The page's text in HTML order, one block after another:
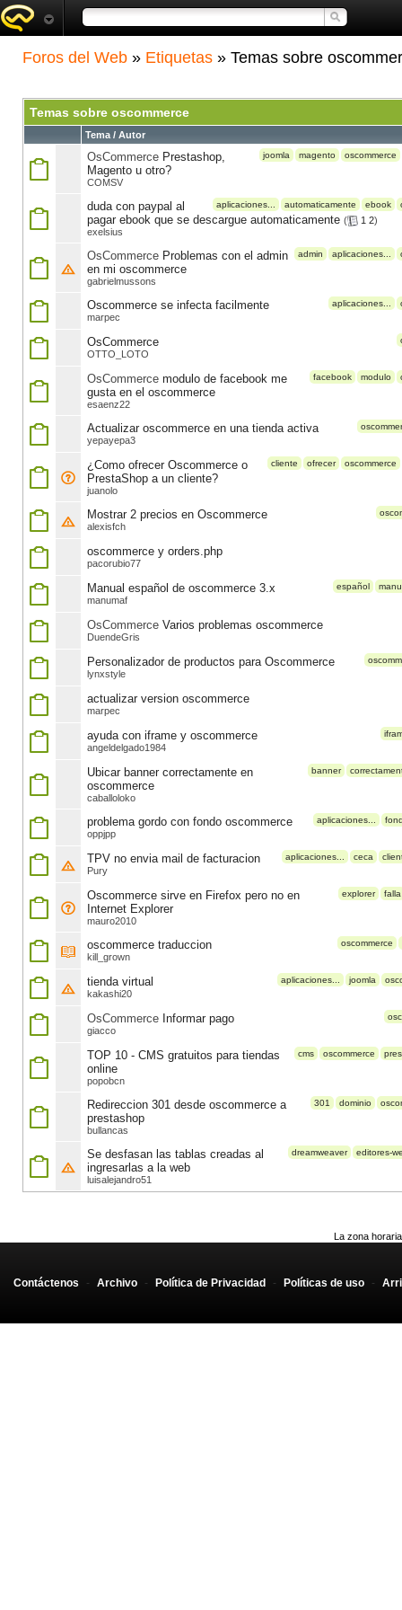
Foros del Web » Etiquetas » Temas sobre
Temas sobre oscommerce
Tema / Autor
joomla magento oscommerce
OsCommerce Prestashop,
Magento u otro?
COMSV
aplicaciones... automaticamente ebook
duda con paypal al
pagar ebook que se descargue automaticamente ( 1 2)
exelsius
admin aplicaciones...
OsCommerce Problemas con el admin
en mi oscommerce
gabrielmussons
aplicaciones...
Oscommerce se infecta facilmente
marpec
OsCommerce
OTTO_LOTO
facebook modulo
OsCommerce modulo de facebook me
gusta en el oscommerce
esaenz22
Actualizar oscommerce en una tienda activa
yepayepa3
cliente ofrecer oscommerce
¿Como ofrecer Oscommerce o
PrestaShop a un cliente?
juanolo
Mostrar 2 precios en Oscommerce
alexisfch
oscommerce y orders.php
pacorubio77
español
Manual español de oscommerce 3.x
manumaf
OsCommerce Varios problemas oscommerce
DuendeGris
Personalizador de productos para Oscommerce
lynxstyle
actualizar version oscommerce
marpec
ayuda con iframe y oscommerce
angeldelgado1984
banner
Ubicar banner correctamente en
oscommerce
caballoloko
aplicaciones...
problema gordo con fondo oscommerce
oppjpp
aplicaciones... ceca
TPV no envia mail de facturacion
Pury
explorer falla
Oscommerce sirve en Firefox pero no en
Internet Explorer
mauro2010
oscommerce
oscommerce traduccion
kill_grown
aplicaciones... joomla
tienda virtual
kakashi20
OsCommerce Informar pago
giacco
cms oscommerce
TOP 10 - CMS gratuitos para tiendas
online
popobcn
301 dominio
Redireccion 301 desde oscommerce a
prestashop
bullancas
dreamweaver editores-
Se desfasan las tablas creadas al
ingresarlas a la web
luisalejandro51
La zona
Contáctenos - Archivo - Política de Privacidad - Políticas de uso -